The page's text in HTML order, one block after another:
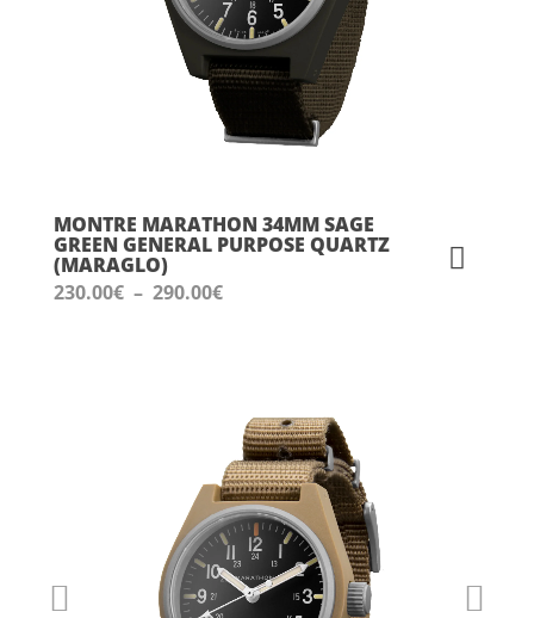
MONTRE MARATHON 34MM SAGE
GREEN GENERAL PURPOSE QUARTZ
(MARAGLO)
230.00€ – 290.00€Plage